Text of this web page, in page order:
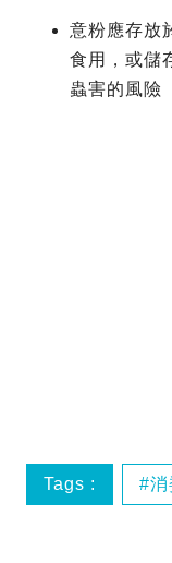
意粉應存放
食用，或儲
蟲害的風險
Tags : 消